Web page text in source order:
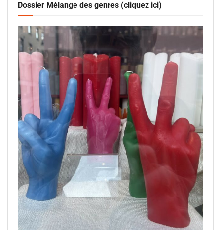
Dossier Mélange des genres (cliquez ici)